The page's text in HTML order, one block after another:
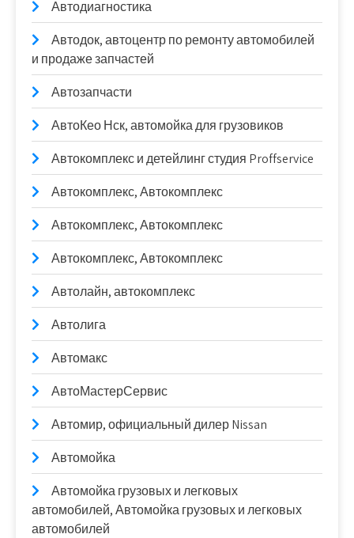
Автодиагностика
Автодок, автоцентр по ремонту автомобилей
и продаже запчастей
Автозапчасти
АвтоКео Нск, автомойка для грузовиков
Автокомплекс и детейлинг студия Proffservice
Автокомплекс, Автокомплекс
Автокомплекс, Автокомплекс
Автокомплекс, Автокомплекс
Автолайн, автокомплекс
Автолига
Автомакс
АвтоМастерСервис
Автомир, официальный дилер Nissan
Автомойка
Автомойка грузовых и легковых
автомобилей, Автомойка грузовых и легковых
автомобилей